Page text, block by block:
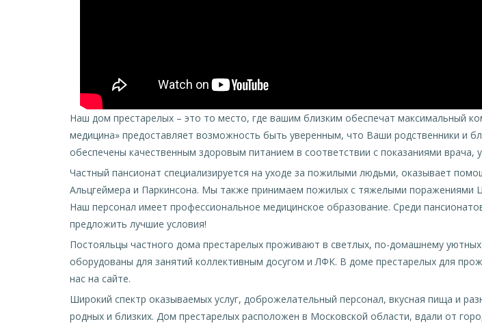
Наш дом престарелых – это то место, где вашим близким обеспечат максимальный
медицина» предоставляет возможность быть уверенным, что Ваши родственники и
обеспечены качественным здоровым питанием в соответствии с показаниями врача,
Частный пансионат специализируется на уходе за пожилыми людьми, оказывает
Альцгеймера и Паркинсона. Мы также принимаем пожилых с тяжелыми поражениями
Наш персонал имеет профессиональное медицинское образование. Среди
предложить лучшие условия!
Постояльцы частного дома престарелых проживают в светлых, по-домашнему
оборудованы для занятий коллективным досугом и ЛФК. В доме престарелых для
нас на сайте.
Широкий спектр оказываемых услуг, доброжелательный персонал, вкусная пища и
родных и близких. Дом престарелых расположен в Московской области, вдали от